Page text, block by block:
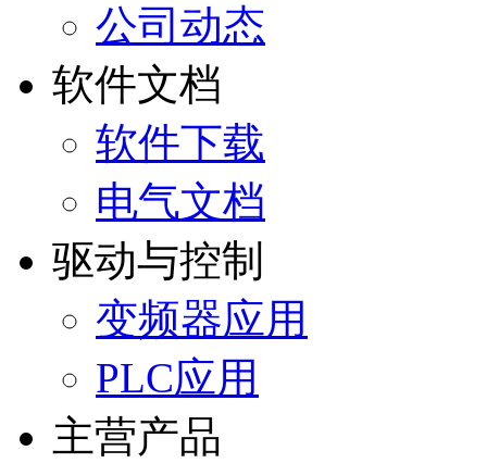
公司动态
软件文档
软件下载
电气文档
驱动与控制
变频器应用
PLC应用
主营产品